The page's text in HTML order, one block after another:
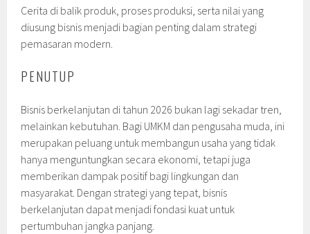
Cerita di balik produk, proses produksi, serta nilai yang
diusung bisnis menjadi bagian penting dalam strategi
pemasaran modern.
PENUTUP
Bisnis berkelanjutan di tahun 2026 bukan lagi sekadar tren,
melainkan kebutuhan. Bagi UMKM dan pengusaha muda, ini
merupakan peluang untuk membangun usaha yang tidak
hanya menguntungkan secara ekonomi, tetapi juga
memberikan dampak positif bagi lingkungan dan
masyarakat. Dengan strategi yang tepat, bisnis
berkelanjutan dapat menjadi fondasi kuat untuk
pertumbuhan jangka panjang.